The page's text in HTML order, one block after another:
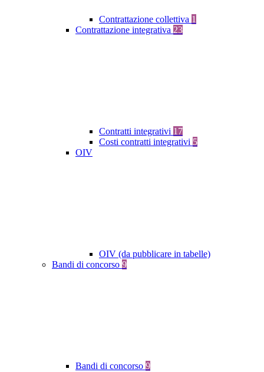
Contrattazione collettiva 1
Contrattazione integrativa 23
Contratti integrativi 17
Costi contratti integrativi 5
OIV
OIV (da pubblicare in tabelle)
Bandi di concorso 9
Bandi di concorso 9